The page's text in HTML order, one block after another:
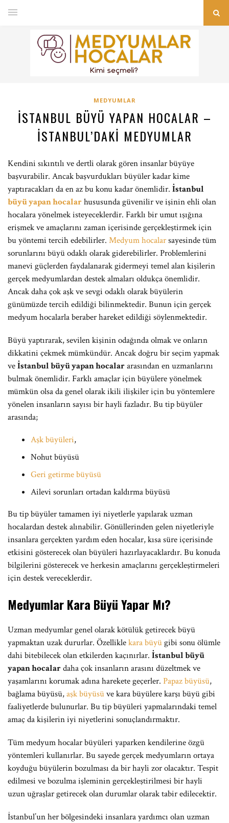
MEDYUMLAR
İSTANBUL BÜYÜ YAPAN HOCALAR –
İSTANBUL’DAKI MEDYUMLAR
Kendini sıkıntılı ve dertli olarak gören insanlar büyüye
başvurabilir. Ancak başvurdukları büyüler kadar kime
yaptıracakları da en az bu konu kadar önemlidir. İstanbul
büyü yapan hocalarhususunda güvenilir ve işinin ehli olan
hocalara yönelmek isteyeceklerdir. Farklı bir umut ışığına
erişmek ve amaçlarını zaman içerisinde gerçekleştirmek için
bu yöntemi tercih edebilirler. Medyum hocalarsayesinde tüm
sorunlarını büyü odaklı olarak giderebilirler. Problemlerini
manevi güçlerden faydalanarak gidermeyi temel alan kişilerin
gerçek medyumlardan destek almaları oldukça önemlidir.
Ancak daha çok aşk ve sevgi odaklı olarak büyülerin
günümüzde tercih edildiği bilinmektedir. Bunun için gerçek
medyum hocalarla beraber hareket edildiği söylenmektedir.
Büyü yaptırarak, sevilen kişinin odağında olmak ve onların
dikkatini çekmek mümkündür. Ancak doğru bir seçim yapmak
veİstanbul büyü yapan hocalararasından en uzmanlarını
bulmak önemlidir. Farklı amaçlar için büyülere yönelmek
mümkün olsa da genel olarak ikili ilişkiler için bu yöntemlere
yönelen insanların sayısı bir hayli fazladır. Bu tip büyüler
arasında;
Aşk büyüleri,
Nohut büyüsü
Geri getirme büyüsü
Ailevi sorunları ortadan kaldırma büyüsü
Bu tip büyüler tamamen iyi niyetlerle yapılarak uzman
hocalardan destek alınabilir. Gönüllerinden gelen niyetleriyle
insanlara gerçekten yardım eden hocalar, kısa süre içerisinde
etkisini gösterecek olan büyüleri hazırlayacaklardır. Bu konuda
bilgilerini gösterecek ve herkesin amaçlarını gerçekleştirmeleri
için destek vereceklerdir.
Medyumlar Kara Büyü Yapar Mı?
Uzman medyumlar genel olarak kötülük getirecek büyü
yapmaktan uzak dururlar. Özelliklekara büyügibi sonu ölümle
dahi bitebilecek olan etkilerden kaçınırlar. İstanbul büyü
yapan hocalardaha çok insanların arasını düzeltmek ve
yaşamlarını korumak adına harekete geçerler. Papaz büyüsü,
bağlama büyüsü,aşk büyüsüve kara büyülere karşı büyü gibi
faaliyetlerde bulunurlar. Bu tip büyüleri yapmalarındaki temel
amaç da kişilerin iyi niyetlerini sonuçlandırmaktır.
Tüm medyum hocalar büyüleri yaparken kendilerine özgü
yöntemleri kullanırlar. Bu sayede gerçek medyumların ortaya
koyduğu büyülerin bozulması da bir hayli zor olacaktır. Tespit
edilmesi ve bozulma işleminin gerçekleştirilmesi bir hayli
uzun uğraşlar getirecek olan durumlar olarak tabir edilecektir.
İstanbul’un her bölgesindeki insanlara yardımcı olan uzman